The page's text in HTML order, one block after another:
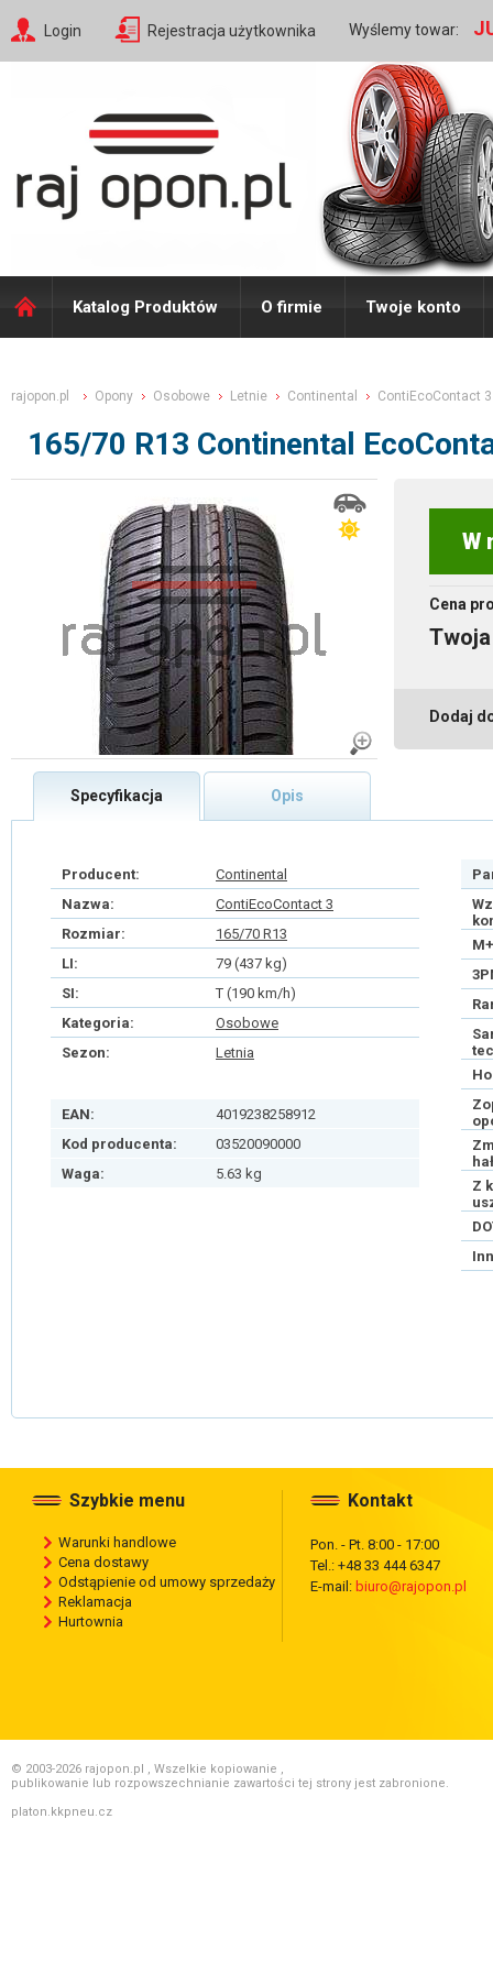
Login Rejestracja użytkownika Wyślemy towar:
Katalog Produktów O firmie Twoje konto
rajopon.pl Opony Osobowe Letnie Continental ContiEcoContact 3
165/70 R13 Continental
W
Cena
Dodaj
Specyfikacja Opis
Producent:
Continental
Nazwa:
ContiEcoContact 3
Rozmiar:
165/70 R13
LI:
79 (437 kg)
SI:
T (190 km/h)
Kategoria:
Osobowe
Sezon:
Letnia
EAN:
4019238258912
Kod producenta:
03520090000
Waga:
5.63 kg
Z
Szybkie menu
Warunki handlowe
Cena dostawy
Odstąpienie od umowy sprzedaży
Reklamacja
Hurtownia
Kontakt
Pon. - Pt. 8:00 - 17:00
Tel.: +48 33 444 6347
E-mail: biuro@rajopon.pl
© 2003-2026 rajopon.pl , Wszelkie kopiowanie ,
publikowanie lub rozpowszechnianie zawartości tej strony jest zabronione.
platon.kkpneu.cz